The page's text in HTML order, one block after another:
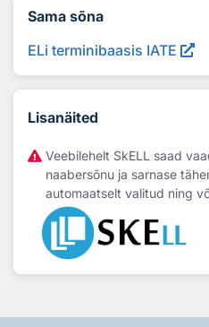
Sama sõna
ELi terminibaasis IATE
Lisanäited
Veebilehelt SkELL saad
naabersõnu ja sarnase
automaatselt valitud ning